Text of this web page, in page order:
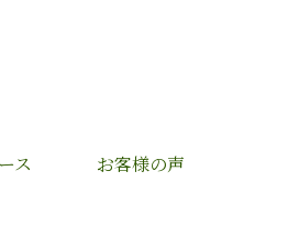
ス お客様の声